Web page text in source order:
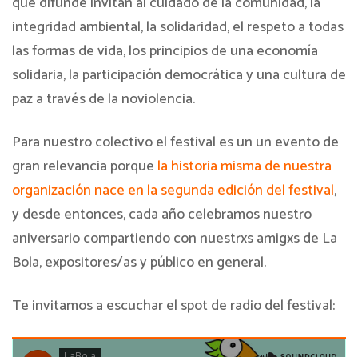
integridad ambiental, la solidaridad, el respeto a todas
las formas de vida, los principios de una economía
solidaria, la participación democrática y una cultura de
paz a través de la noviolencia.
Para nuestro colectivo el festival es un un evento de
gran relevancia porque la historia misma de nuestra
organización nace en la segunda edición del festival,
y desde entonces, cada año celebramos nuestro
aniversario compartiendo con nuestrxs amigxs de La
Bola, expositores/as y público en general.
Te invitamos a escuchar el spot de radio del festival: